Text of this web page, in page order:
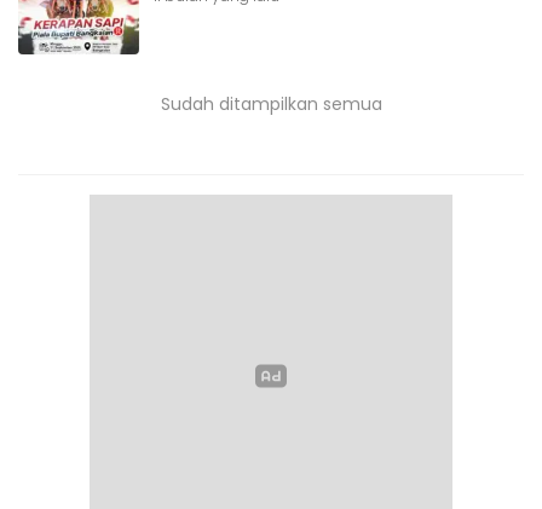
Sudah ditampilkan semua